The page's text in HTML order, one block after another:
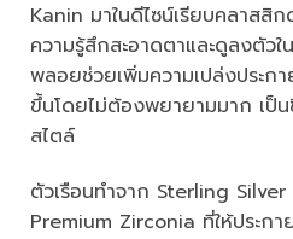
Kanin มาในดีไซน์เรียบคลาสสิ
ความรู้สึกสะอาดตาและดูลงตัว
พลอยช่วยเพิ่มความเปล่งประก
ขึ้นโดยไม่ต้องพยายามมาก เป็น
สไตล์
ตัวเรือนทำจาก Sterling
Premium Zirconia ที่ให้ประกา